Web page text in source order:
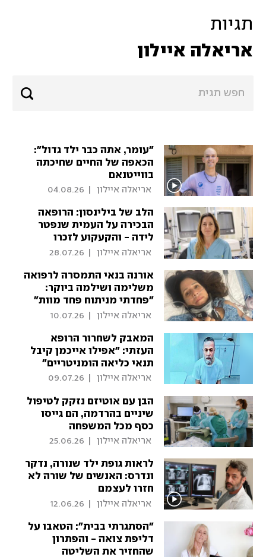
תגיות
אריאלה איילון
"עומר, אתה כבר ילד גדול":
הכאפה של החיים שחיכתה
בווייטנאם
אריאלה איילון 04.08.26
הלב של בילינסון: הרופאה
הבכירה על העמית שנפטר
לידה - והקעקוע לזכרו
אריאלה איילון 28.07.26
אורנה בנאי התמסרה לרפואה
משלימה ושילמה ביוקר:
"פחדתי מניתוח פחד מוות"
אריאלה איילון 10.07.26
המאבק לשחרור הרופא
העזתי: "אפילו אייכמן קיבל
תנאי כליאה הומניטריים"
אריאלה איילון 09.07.26
הבן עם אוטיזם נזקק לטיפול
שיניים בהרדמה, הם גייסו
כסף מכל המשפחה
אריאלה איילון 25.06.26
לראות גופת ילד שנורה, נדקר
ונדרס: האנשים של שורה לא
חזרו לעצמם
אריאלה איילון 12.06.26
"הסתגרתי בבית": הטאבו על
דליפת צואה - והפתרון
שהחזיר את השליטה